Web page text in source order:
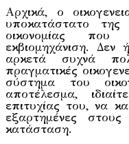
Αρχικά, ο
υποκατάστατο της
οικονομίας
εκβιομηχάνιση. Δεν
αρκετά συχνά
πραγματικές
σύστημα του
αποτέλεσμα,
επιτυχίας του, να
εξαρτημένες
κατάσταση.